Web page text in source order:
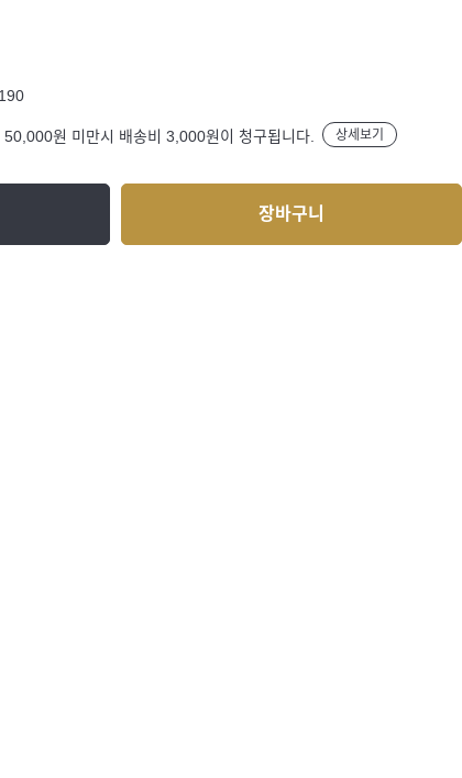
50,000원 미만시 배송비 3,000원이 청구됩니다. 상세보기
장바구니